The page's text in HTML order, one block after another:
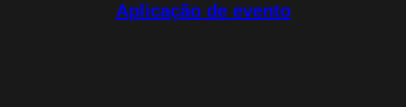
Aplicação de evento